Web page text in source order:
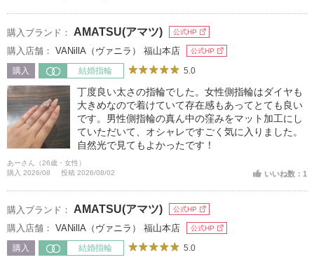
購入ブランド： AMATSU(アマツ) 公式HP
購入店舗： VANillA（ヴァニラ） 福山本店 公式HP
購入 結婚指輪 5.0
丁度良い太さの指輪でした。女性側指輪はダイヤも
大きめなので着けていて存在感もあってとても良い
です。男性側指輪の真ん中の窪みをマット加工にし
ていただいて、オシャレですごく気に入りました。
自然光で見てもよかったです！
あーさん（26歳・女性）
購入 2026/08
投稿 2026/08/02 いいね数：1
購入ブランド： AMATSU(アマツ) 公式HP
購入店舗： VANillA（ヴァニラ） 福山本店 公式HP
購入 結婚指輪 5.0